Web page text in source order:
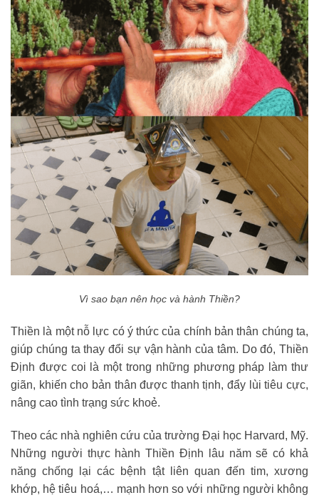
Vì sao bạn nên học và hành Thiền?
Thiền là một nỗ lực có ý thức của chính bản thân chúng ta,
giúp chúng ta thay đổi sự vận hành của tâm. Do đó, Thiền
Định được coi là một trong những phương pháp làm thư
giãn, khiến cho bản thân được thanh tịnh, đẩy lùi tiêu cực,
nâng cao tình trạng sức khoẻ.
Theo các nhà nghiên cứu của trường Đại học Harvard, Mỹ.
Những người thực hành Thiền Định lâu năm sẽ có khả
năng chống lại các bệnh tật liên quan đến tim, xương
khớp, hệ tiêu hoá,… mạnh hơn so với những người không